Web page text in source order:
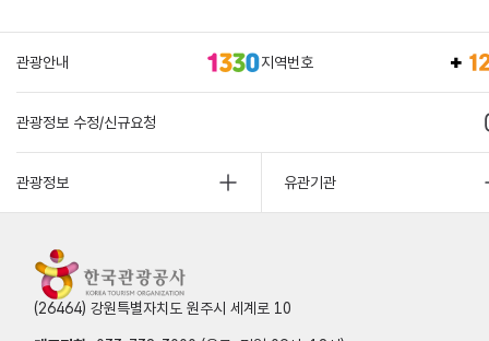
관광안내 지역번호
관광정보 수정/신규요청
관광정보 유관기관
(26464) 강원특별자치도 원주시 세계로 10